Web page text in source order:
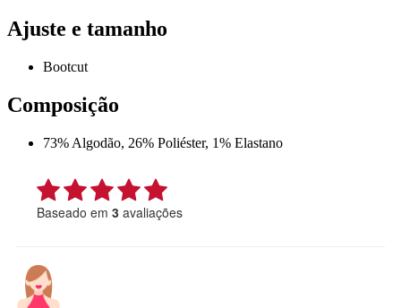
Ajuste e tamanho
Bootcut
Composição
73% Algodão, 26% Poliéster, 1% Elastano
Baseado em 3 avaliações